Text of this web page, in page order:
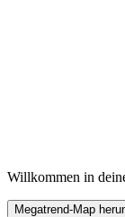
Willkommen in
Megatrend-Map